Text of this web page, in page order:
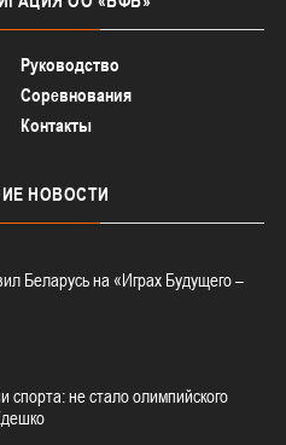
Руководство
Соревнования
Контакты
НОВОСТИ
Беларусь на «Играх Будущего –
спорта: не стало олимпийского